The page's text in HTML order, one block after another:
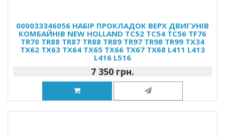
000033346056 НАБІР ПРОКЛАДОК ВЕРХ ДВИГУНІВ
КОМБАЙНІВ NEW HOLLAND TC52 TC54 TC56 TF76
TR70 TR88 TR87 TR88 TR89 TR97 TR98 TR99 TX34
TX62 TX63 TX64 TX65 TX66 TX67 TX68 L411 L413
L416 L516
7 350 грн.